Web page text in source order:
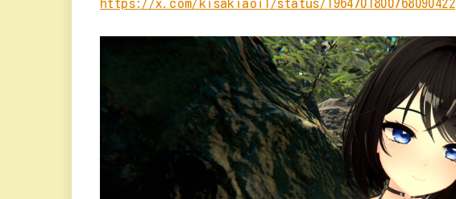
https://x.com/kisakiaoi1/status/1964701800768090422